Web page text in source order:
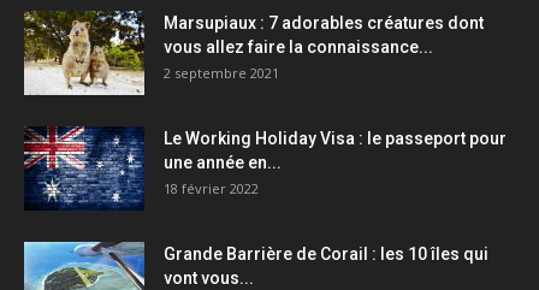
Marsupiaux : 7 adorables créatures dont
vous allez faire la connaissance...
2 septembre 2021
Le Working Holiday Visa : le passeport pour
une année en...
18 février 2022
Grande Barrière de Corail : les 10 îles qui
vont vous...